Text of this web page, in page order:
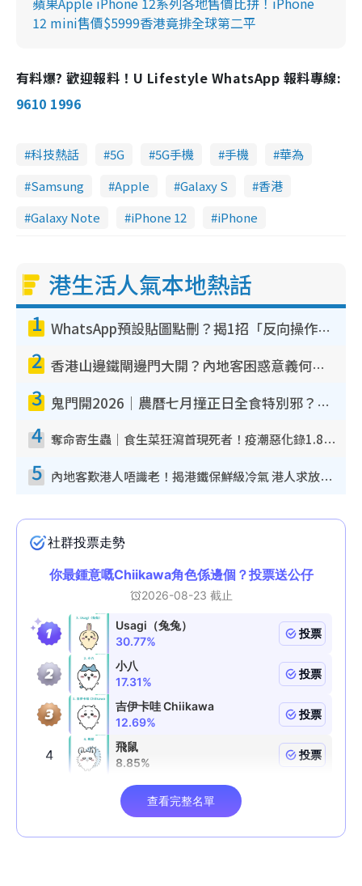
12 mini售價$5999香港竟排全球第二平
有料爆? 歡迎報料！U Lifestyle WhatsApp 報料專線:
9610 1996
科技熱話 5G 5G手機 手機
華為
Samsung
Apple Galaxy S
香港
Galaxy Note
iPhone 12 iPhone
港生活人氣本地熱話
1 WhatsApp預設貼圖點刪？揭1招「反向操作」還原簡潔介面 附3步實測教學
2 香港山邊鐵閘邊門大開？內地客困惑意義何在！網民神回覆：呢種叫法理性防禦
3 鬼門開2026｜農曆七月撞正日全食特別邪？專家警告切忌做一事！揭4大禁忌+2招保平安
4 奪命寄生蟲｜食生菜狂瀉首現死者！疫潮惡化錄1.8萬宗病例 揭洗菜3大謬誤
5 內地客歎港人唔識老！揭港鐵保鮮級冷氣 港人求放過：咪投訴